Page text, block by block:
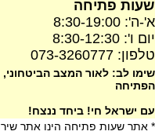
שעות פתיחה
א'-ה': 8:30-19:00
יום ו': 8:30-12:30
טלפון: 073-3260777
שימו לב: לאור המצב
הפתיחה
עם ישראל חי! ביחד ננצח!
* אתר שעות פתיחה הינו אתר